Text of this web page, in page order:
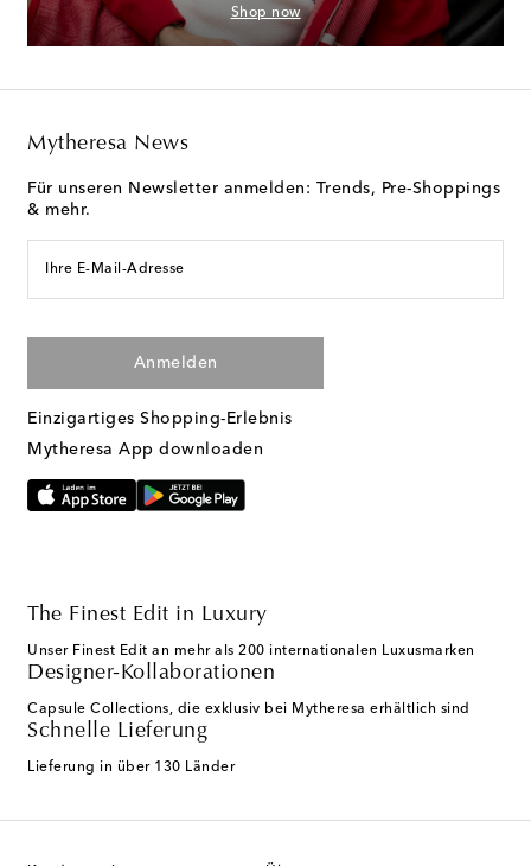
Shop now
Mytheresa News
Für unseren Newsletter anmelden: Trends, Pre-Shoppings
& mehr.
Ihre E-Mail-Adresse
Anmelden
Einzigartiges Shopping-Erlebnis
Mytheresa App downloaden
The Finest Edit in Luxury
Unser Finest Edit an mehr als 200 internationalen Luxusmarken
Designer-Kollaborationen
Capsule Collections, die exklusiv bei Mytheresa erhältlich sind
Schnelle Lieferung
Lieferung in über 130 Länder